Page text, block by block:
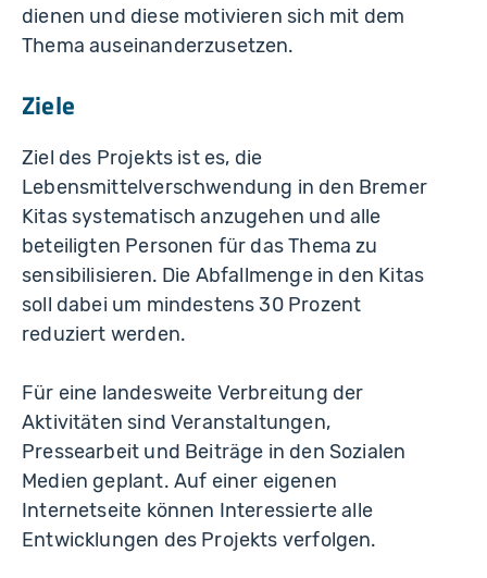
dienen und diese motivieren sich mit dem
Thema auseinanderzusetzen.
Ziele
Ziel des Projekts ist es, die
Lebensmittelverschwendung in den Bremer
Kitas systematisch anzugehen und alle
beteiligten Personen für das Thema zu
sensibilisieren. Die Abfallmenge in den Kitas
soll dabei um mindestens 30 Prozent
reduziert werden.
Für eine landesweite Verbreitung der
Aktivitäten sind Veranstaltungen,
Pressearbeit und Beiträge in den Sozialen
Medien geplant. Auf einer eigenen
Internetseite können Interessierte alle
Entwicklungen des Projekts verfolgen.